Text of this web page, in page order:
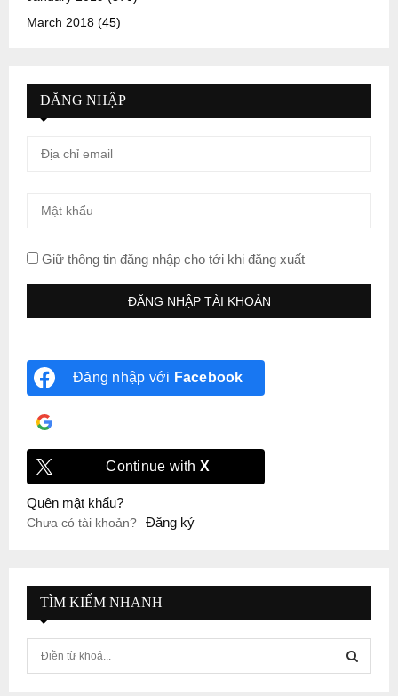
March 2018 (45)
ĐĂNG NHẬP
Giữ thông tin đăng nhập cho tới khi đăng xuất
Đăng nhập với Facebook
Continue with X
Quên mật khẩu?
Chưa có tài khoản? Đăng ký
TÌM KIẾM NHANH